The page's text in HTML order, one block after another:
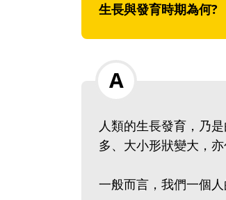
生長與發育時期為何?
人類的生長發育，乃
多、大小形狀變大，
一般而言，我們一個